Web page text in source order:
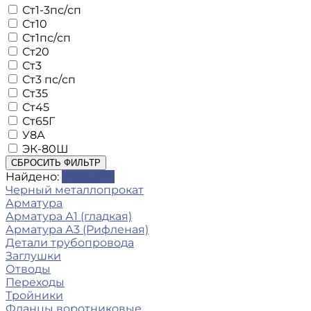
Ст1-3пс/сп
Ст10
Ст1пс/сп
Ст20
Ст3
Ст3 пс/сп
Ст35
Ст45
Ст65Г
У8А
ЭК-80Ш
СБРОСИТЬ ФИЛЬТР
Найдено:
Черный металлопрокат
Арматура
Арматура А1 (гладкая)
Арматура А3 (Рифленая)
Детали трубопровода
Заглушки
Отводы
Переходы
Тройники